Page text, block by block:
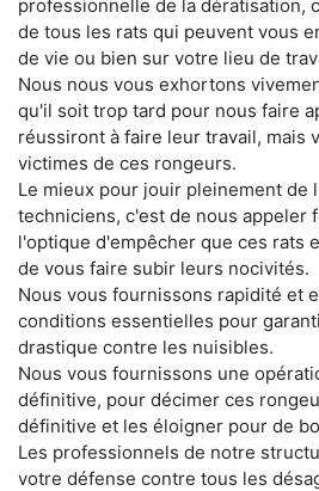
professionnelle de la dératisation,
de tous les rats qui peuvent vous
de vie ou bien sur votre lieu de
Nous nous vous exhortons
qu'il soit trop tard pour nous faire
réussiront à faire leur travail, mais
victimes de ces rongeurs.
Le mieux pour jouir pleinement de
techniciens, c'est de nous appeler
l'optique d'empêcher que ces rats
de vous faire subir leurs nocivités.
Nous vous fournissons rapidité et
conditions essentielles pour
drastique contre les nuisibles.
Nous vous fournissons une
définitive, pour décimer ces
définitive et les éloigner pour de
Les professionnels de notre
votre défense contre tous les